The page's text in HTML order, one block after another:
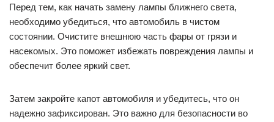
Перед тем, как начать замену лампы ближнего света,
необходимо убедиться, что автомобиль в чистом
состоянии. Очистите внешнюю часть фары от грязи и
насекомых. Это поможет избежать повреждения лампы и
обеспечит более яркий свет.
Затем закройте капот автомобиля и убедитесь, что он
надежно зафиксирован. Это важно для безопасности во